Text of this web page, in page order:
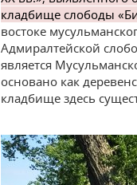
кладбище слободы
востоке
Адмиралтейской
является
основано как
кладбище здесь